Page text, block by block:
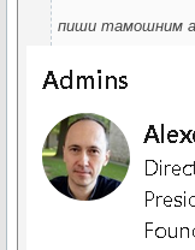
пиши тамошним